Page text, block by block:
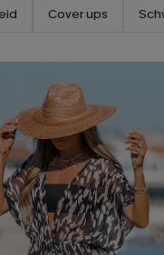
Cover ups